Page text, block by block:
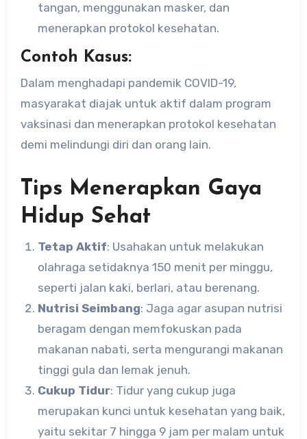
tangan, menggunakan masker, dan
menerapkan protokol kesehatan.
Contoh Kasus:
Dalam menghadapi pandemik COVID-19,
masyarakat diajak untuk aktif dalam program
vaksinasi dan menerapkan protokol kesehatan
demi melindungi diri dan orang lain.
Tips Menerapkan Gaya
Hidup Sehat
Tetap Aktif: Usahakan untuk melakukan
olahraga setidaknya 150 menit per minggu,
seperti jalan kaki, berlari, atau berenang.
Nutrisi Seimbang: Jaga agar asupan nutrisi
beragam dengan memfokuskan pada
makanan nabati, serta mengurangi makanan
tinggi gula dan lemak jenuh.
Cukup Tidur: Tidur yang cukup juga
merupakan kunci untuk kesehatan yang baik,
yaitu sekitar 7 hingga 9 jam per malam untuk